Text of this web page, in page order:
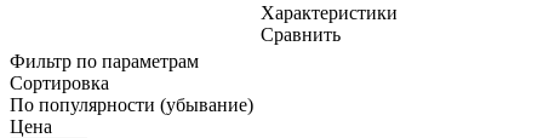
Характеристики
Сравнить
Фильтр по параметрам
Сортировка
По популярности (убывание)
Цена